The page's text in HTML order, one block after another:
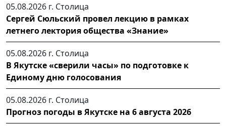
05.08.2026 г. Столица
Сергей Сюльский провел лекцию в рамках
летнего лектория общества «Знание»
05.08.2026 г. Столица
В Якутске «сверили часы» по подготовке к
Единому дню голосования
05.08.2026 г. Столица
Прогноз погоды в Якутске на 6 августа 2026